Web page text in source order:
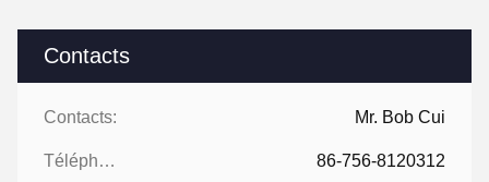
Contacts
Contacts: Mr. Bob Cui
Téléphone: 86-756-8120312